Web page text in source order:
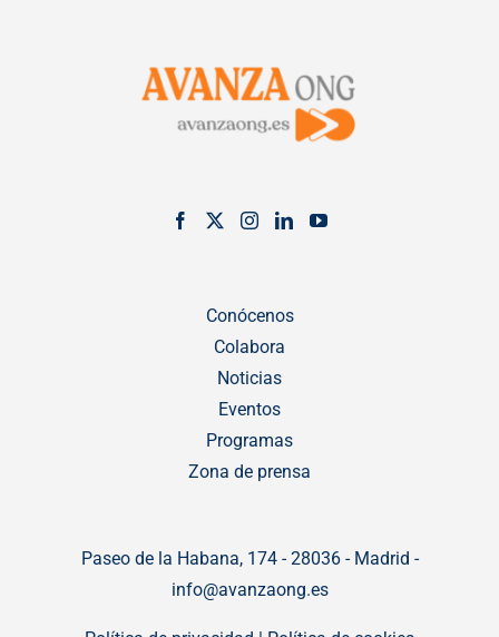
Conócenos
Colabora
Noticias
Eventos
Programas
Zona de prensa
Paseo de la Habana, 174 - 28036 - Madrid -
info@avanzaong.es